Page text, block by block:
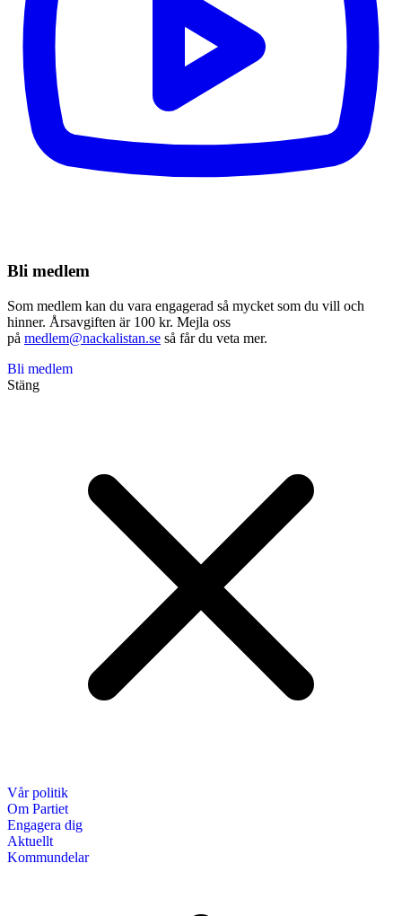
Bli medlem
Som medlem kan du vara engagerad så mycket som du vill och
hinner. Årsavgiften är 100 kr. Mejla oss
på medlem@nackalistan.se så får du veta mer.
Bli medlem
Stäng
Vår politik
Om Partiet
Engagera dig
Aktuellt
Kommundelar